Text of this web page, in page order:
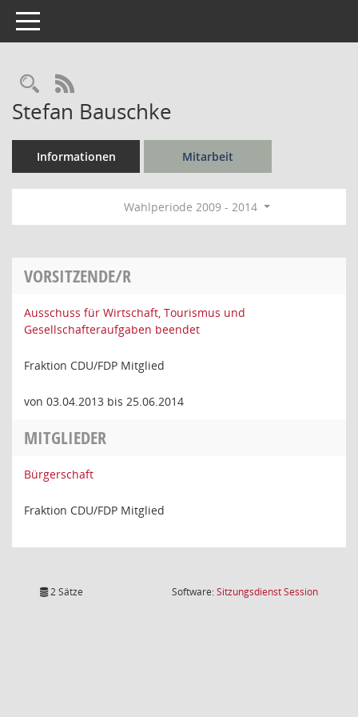
Toggle navigation
Rechercheauswahl
RSS-Feed
Stefan Bauschke
Informationen Mitarbeit
Wahlperiode 2009 - 2014
VORSITZENDE/R
Ausschuss für Wirtschaft, Tourismus und
Gesellschafteraufgaben beendet
Fraktion CDU/FDP Mitglied
von 03.04.2013 bis 25.06.2014
MITGLIEDER
Bürgerschaft
Fraktion CDU/FDP Mitglied
2 Sätze Software:SitzungsdienstSession(Wird in